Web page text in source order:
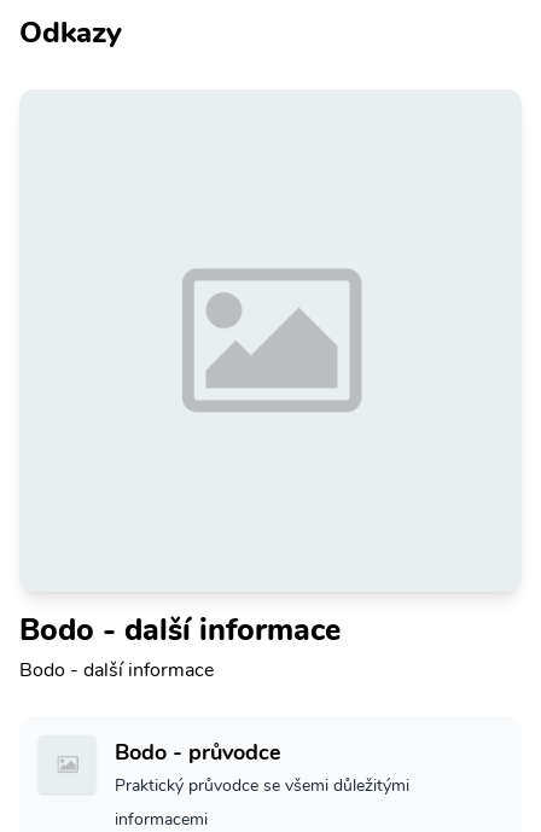
Odkazy
Bodo - další informace
Bodo - další informace
Bodo - průvodce
Praktický průvodce se všemi důležitými
informacemi